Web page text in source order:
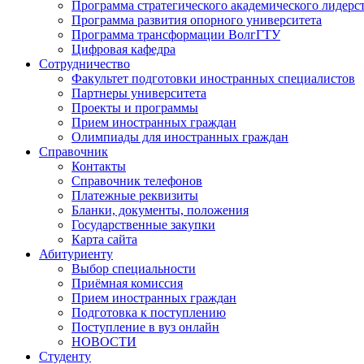
Программа стратегического академического
Программа развития опорного университета
Программа трансформации ВолгГТУ
Цифровая кафедра
Сотрудничество
Факультет подготовки иностранных специалистов
Партнеры университета
Проекты и программы
Прием иностранных граждан
Олимпиады для иностранных граждан
Справочник
Контакты
Справочник телефонов
Платежные реквизиты
Бланки, документы, положения
Государственные закупки
Карта сайта
Абитуриенту
Выбор специальности
Приёмная комиссия
Прием иностранных граждан
Подготовка к поступлению
Поступление в вуз онлайн
НОВОСТИ
Студенту